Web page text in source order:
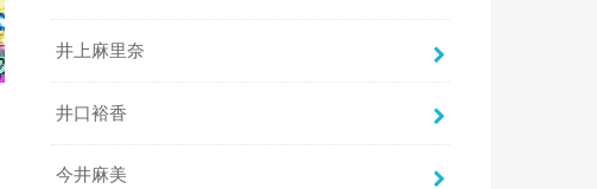
井上麻里奈
井口裕香
今井麻美